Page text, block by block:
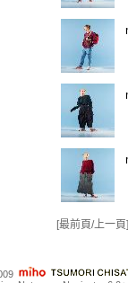
[最前頁/上一